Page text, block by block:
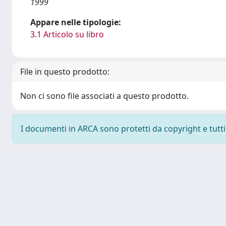
Appare nelle tipologie:
3.1 Articolo su libro
File in questo prodotto:
Non ci sono file associati a questo prodotto.
I documenti in ARCA sono protetti da copyright e